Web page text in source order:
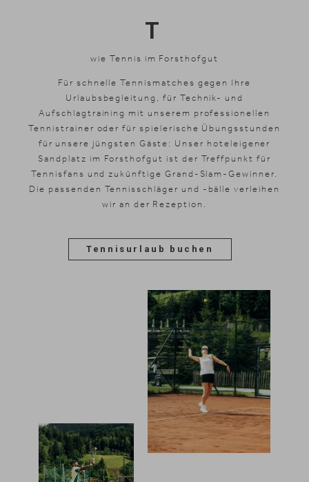
T
wie Tennis im Forsthofgut
Für schnelle Tennismatches gegen Ihre
Urlaubsbegleitung, für Technik- und
Aufschlagtraining mit unserem professionellen
Tennistrainer oder für spielerische Übungsstunden
für unsere jüngsten Gäste: Unser hoteleigener
Sandplatz im Forsthofgut ist der Treffpunkt für
Tennisfans und zukünftige Grand-Slam-Gewinner.
Die passenden Tennisschläger und -bälle verleihen
wir an der Rezeption.
Tennisurlaub buchen